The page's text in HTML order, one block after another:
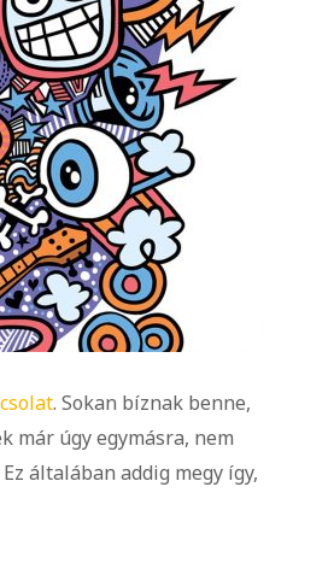
. Sokan bíznak benne,
már úgy egymásra, nem
általában addig megy így,